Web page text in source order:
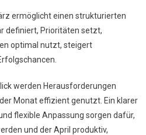
ermöglicht einen strukturierten
definiert, Prioritäten setzt,
optimal nutzt, steigert
werden Herausforderungen
Monat effizient genutzt. Ein klarer
flexible Anpassung sorgen dafür,
und der April produktiv,